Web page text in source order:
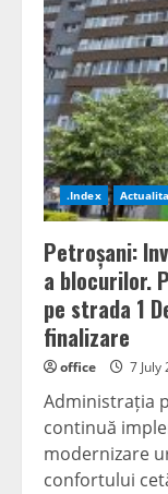
.Index
Petroșani:
a blocurilor.
pe strada 1
finalizare
office 7 July
Administrația
continuă
modernizare
confortului